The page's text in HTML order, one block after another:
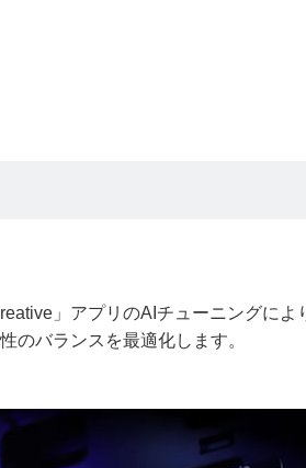
」アプリのAIチューニングによ
のバランスを最適化します。